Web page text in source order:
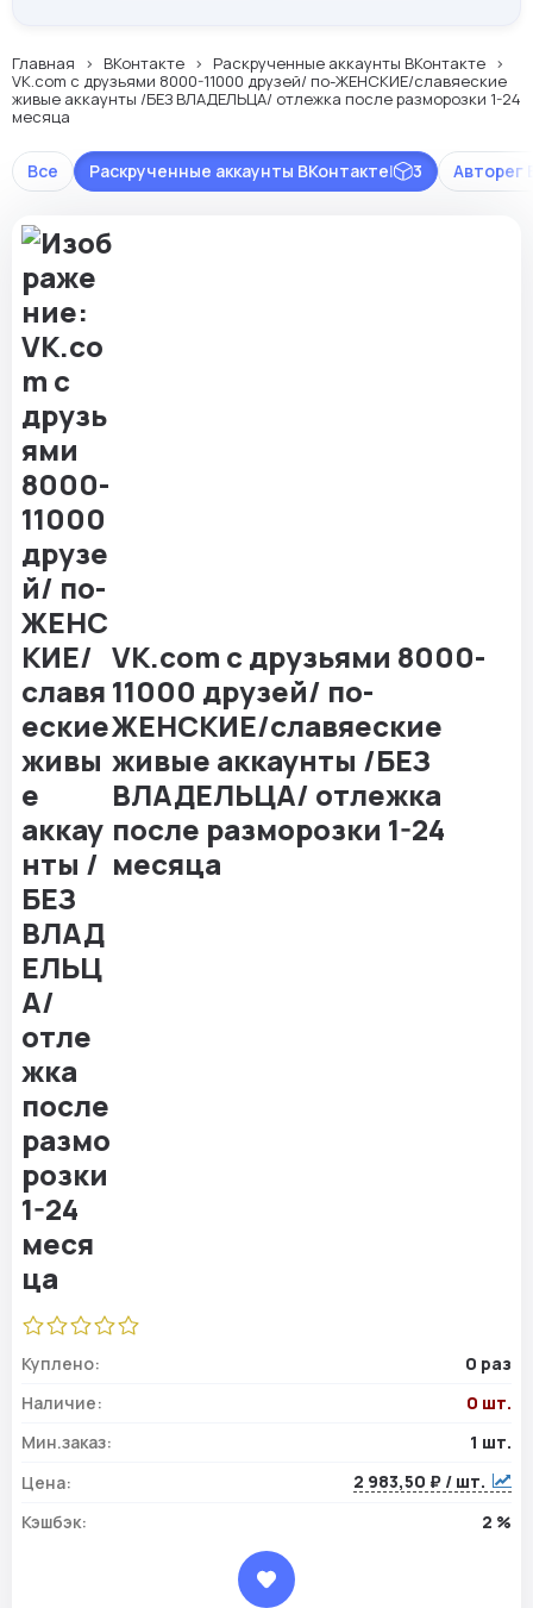
Главная ВКонтакте
Раскрученные аккаунты ВКонтакте
VK.com с друзьями 8000-11000 друзей/ по-ЖЕНСКИЕ/славяеские
живые аккаунты /БЕЗ ВЛАДЕЛЬЦА/ отлежка после разморозки 1-24
месяца
Все Авторег
Раскрученные аккаунты ВКонтакте| 3
VK.com с друзьями 8000-
11000 друзей/ по-
ЖЕНСКИЕ/славяеские
живые аккаунты /БЕЗ
ВЛАДЕЛЬЦА/ отлежка
после разморозки 1-24
месяца
Куплено:
0 раз
Наличие:
0 шт.
Мин.заказ:
1 шт.
Цена:
2 983,50 ₽ / шт.
Кэшбэк:
2 %